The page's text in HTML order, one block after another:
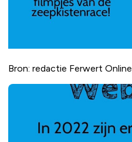
Bron: redactie Ferwert Online